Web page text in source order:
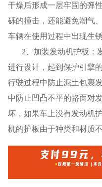
干燥后形成一层牢固的弹
砾的撞击，还能避免潮气
车辆在使用过程中出现生锈
2 、加装发动机护板
进行设计，起到保护引擎
行驶过程中防止泥土包裹
中防止凹凸不平的路面对
坏，如果车上没有发动机
机的护板由于种类和材质